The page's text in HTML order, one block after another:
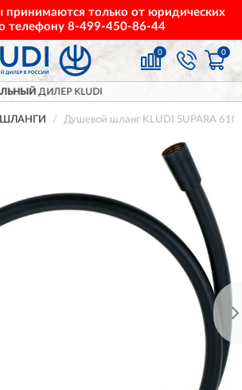
принимаются только от юридических
телефону 8-499-450-86-44
0 0
Душевой шланг KLUDI SUPARA